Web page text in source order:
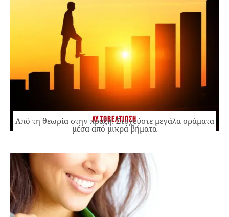
ΑΥΤΟΒΕΛΤΙΩΣΗ
Από τη θεωρία στην πράξη: Στοχεύστε μεγάλα οράματα
μέσα από μικρά βήματα